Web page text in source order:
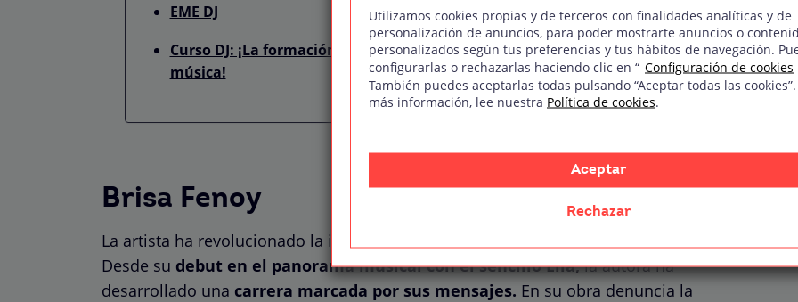
EME DJ
Curso DJ: ¡La formación para crear profesionales en la industria de la
música!
Brisa Fenoy
La artista ha revolucionado la industria musical de nuestro país en los últimos años.
Desde su debut en el panorama musical con el sencillo Ella,la autora ha
desarrollado una carrera marcada por sus mensajes. En su obra denuncia la
Utilizamos cookies propias y de terceros con finalidades analíticas y de
personalización de anuncios, para poder mostrarte anuncios o
personalizados según tus preferencias y tus hábitos de navegación.
configurarlas o rechazarlas haciendo clic en “ Configuración de cookies
También puedes aceptarlas todas pulsando “Aceptar todas las
más información, lee nuestra Política de cookies.
Aceptar
Rechazar